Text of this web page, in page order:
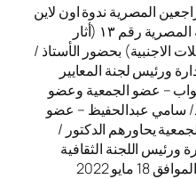
المصرية ندوة اون لاين
بعنوان تعديلات معيار المحاسبة المصرية رقم ١٣ (أثار
الاجنبية) بحضور الأستاذ /
ورئيس لجنة المعايير
– عضو الجمعية وعضو
سامي عبدالحفيظ – عضو
يحاورهم الدكتور /
اللجنة الثقافية
والمجلة وكان ذلك يوم الاربعاء الموافق 18 مايو 2022